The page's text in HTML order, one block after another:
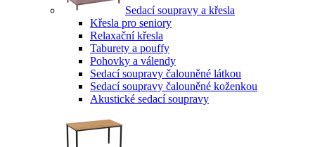
Sedací soupravy a křesla
Křesla pro seniory
Relaxační křesla
Taburety a pouffy
Pohovky a válendy
Sedací soupravy čalouněné látkou
Sedací soupravy čalouněné koženkou
Akustické sedací soupravy